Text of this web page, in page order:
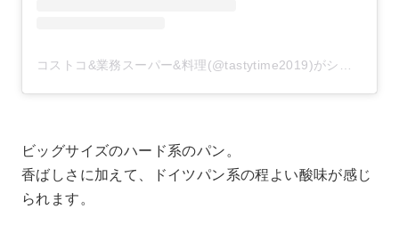
コストコ&業務スーパー&料理(@tastytime2019)がシェアした投稿
ビッグサイズのハード系のパン。
香ばしさに加えて、ドイツパン系の程よい酸味が感じ
られます。